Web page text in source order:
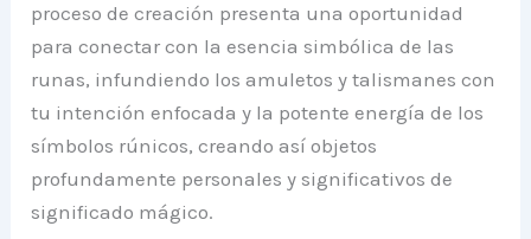
proceso de creación presenta una oportunidad
para conectar con la esencia simbólica de las
runas, infundiendo los amuletos y talismanes con
tu intención enfocada y la potente energía de los
símbolos rúnicos, creando así objetos
profundamente personales y significativos de
significado mágico.